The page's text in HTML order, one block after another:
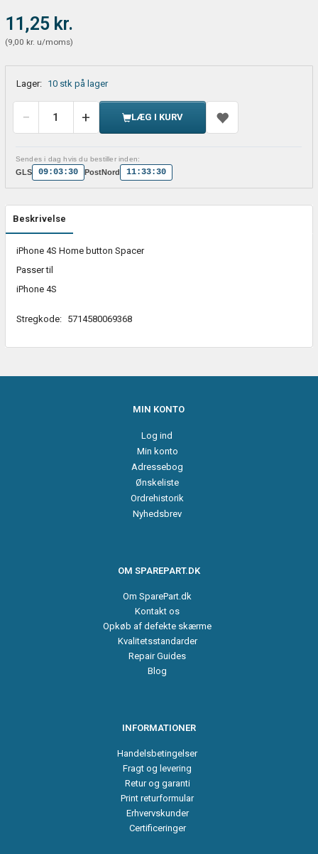
11,25 kr.
(9,00 kr. u/moms)
Lager: 10 stk på lager
LÆG I KURV
Sendes i dag hvis du bestiller inden:
GLS 09:03:30 PostNord 11:33:30
Beskrivelse
iPhone 4S Home button Spacer
Passer til
iPhone 4S
Stregkode: 5714580069368
MIN KONTO
Log ind
Min konto
Adressebog
Ønskeliste
Ordrehistorik
Nyhedsbrev
OM SPAREPART.DK
Om SparePart.dk
Kontakt os
Opkøb af defekte skærme
Kvalitetsstandarder
Repair Guides
Blog
INFORMATIONER
Handelsbetingelser
Fragt og levering
Retur og garanti
Print returformular
Erhvervskunder
Certificeringer